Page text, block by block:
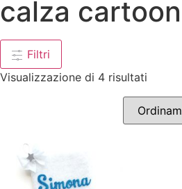
calza cartoon
Filtri
Visualizzazione di 4 risultati